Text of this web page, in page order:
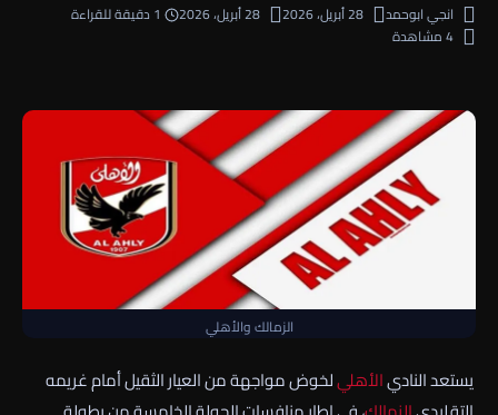
انجي ابوحمد 28 أبريل، 2026 28 أبريل، 2026
1 دقيقة للقراءة
4 مشاهدة
الزمالك والأهلي
يستعد الناديالأهليلخوض مواجهة من العيار الثقيل أمام غريمه